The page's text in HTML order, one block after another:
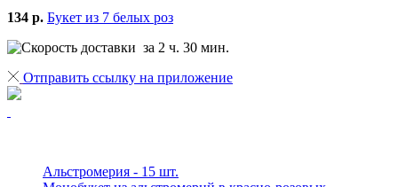
134 р. Букет из 7 белых роз
за 2 ч. 30 мин.
Отправить ссылку на приложение
Альстромерия - 15 шт.